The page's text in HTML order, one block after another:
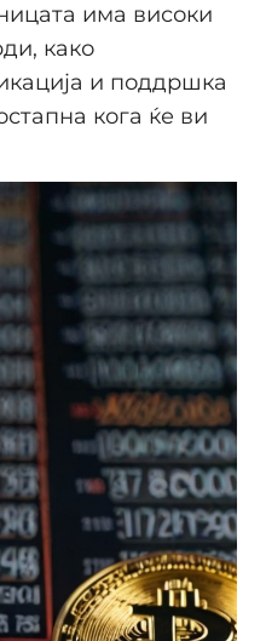
има високи
како
и поддршка
кога ќе ви